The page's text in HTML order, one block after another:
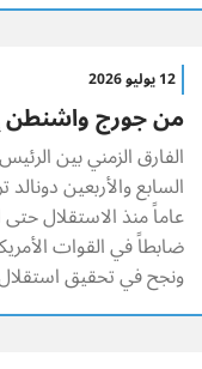
12 يوليو 2026
من جورج واشنطن
الفارق الزمني بين
عاماً منذ الاستقلال
ضابطاً في القوات
ونجح في تحقيق استقلال